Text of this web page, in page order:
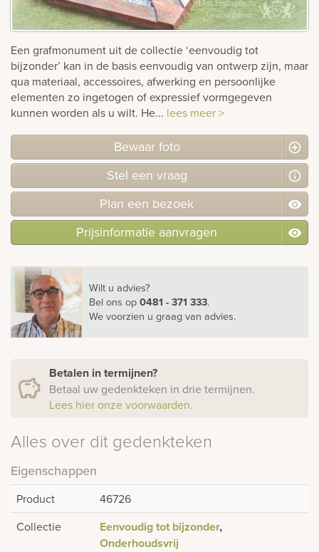
Bekijk
ook:
Een grafmonument uit de collectie ‘eenvoudig tot
bijzonder’ kan in de basis eenvoudig van ontwerp zijn, maar
qua materiaal, accessoires, afwerking en persoonlijke
elementen zo ingetogen of expressief vormgegeven
kunnen worden als u wilt. He... lees meer >
Bewaar foto
Stel een vraag
Plan een bezoek
Prijsinformatie aanvragen
Wilt u advies?
Bel ons op0481 - 371 333.
We voorzien u graag van advies.
Betalen in termijnen?
Betaal uw gedenkteken in drie termijnen.
Lees hier onze voorwaarden.
Alles over dit gedenkteken
Eigenschappen
Product
46726
Collectie
Eenvoudig tot bijzonder,
Onderhoudsvrij